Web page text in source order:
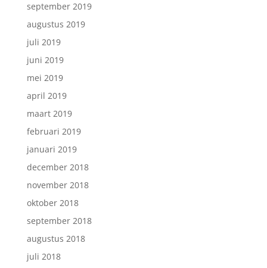
september 2019
augustus 2019
juli 2019
juni 2019
mei 2019
april 2019
maart 2019
februari 2019
januari 2019
december 2018
november 2018
oktober 2018
september 2018
augustus 2018
juli 2018